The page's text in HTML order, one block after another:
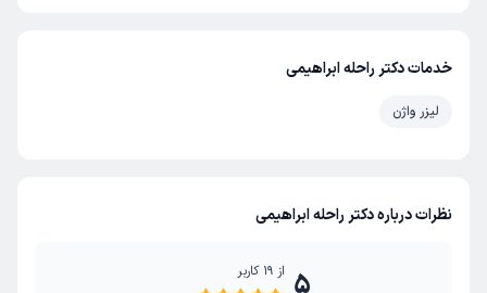
خدمات دکتر راحله ابراهیمی
لیزر واژن
نظرات درباره دکتر راحله ابراهیمی
از 19 کاربر